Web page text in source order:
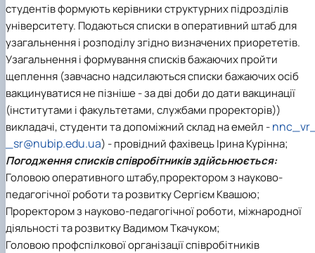
студентів формують керівники структурних підрозділів
університету. Подаються списки в оперативний штаб для
узагальнення і розподілу згідно визначених приорететів.
Узагальнення і формування списків бажаючих пройти
щеплення (завчасно надсилаються списки бажаючих осіб
вакцинуватися не пізніше - за дві доби до дати вакцинації
(інститутами і факультетами, службами проректорів))
викладачі, студенти та допоміжний склад на емейл -
_sr@nubip.edu.ua) - провідний фахівець Ірина Курінна;
Погодження списків співробітників здійсьнюється:
Головою оперативного штабу,проректором з науково-
педагогічної роботи та розвитку Сергієм Квашою;
Проректором з науково-педагогічної роботи, міжнародної
діяльності та розвитку Вадимом Ткачуком;
Головою профспілкової організації співробітників